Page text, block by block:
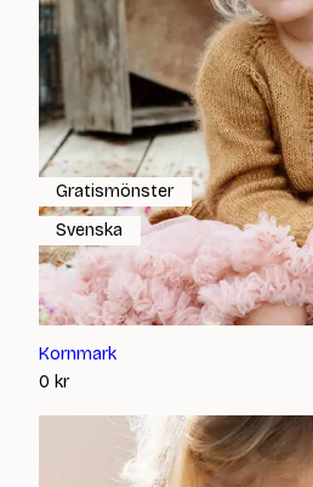
Kornmark
0 kr
Gratismönster
Svenska